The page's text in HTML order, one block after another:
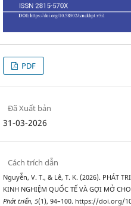
PDF
Đã Xuất bản
31-03-2026
Cách trích dẫn
Nguyễn, V. T., & Lê, T. K. (2026). PHÁT
KINH NGHIỆM QUỐC TẾ VÀ GỢI MỞ
Phát triển, 5(1), 94–100. https://doi.org/